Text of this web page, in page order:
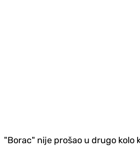
"Borac" nije prošao u drugo kolo